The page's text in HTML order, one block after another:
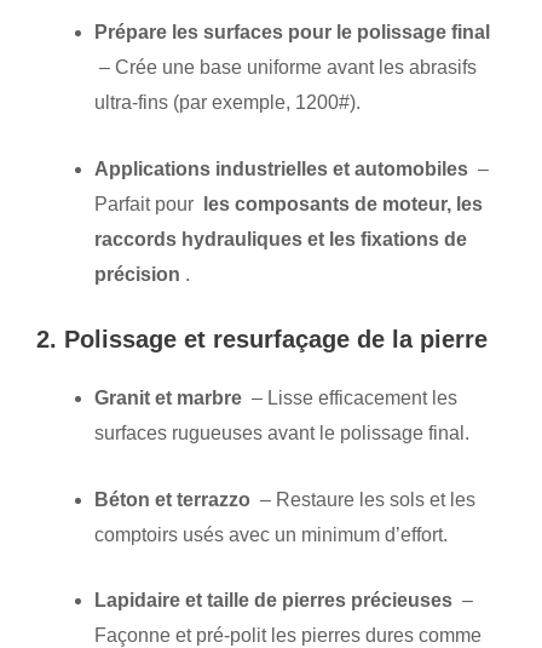
Prépare les surfaces pour le polissage final
– Crée une base uniforme avant les abrasifs
ultra-fins (par exemple, 1200#).
Applications industrielles et automobiles –
Parfait pour
les composants de moteur, les
raccords hydrauliques et les fixations de
précision .
2. Polissage et resurfaçage de la pierre
Granit et marbre – Lisse efficacement les
surfaces rugueuses avant le polissage final.
Béton et terrazzo – Restaure les sols et les
comptoirs usés avec un minimum d’effort.
Lapidaire et taille de pierres précieuses –
Façonne et pré-polit les pierres dures comme